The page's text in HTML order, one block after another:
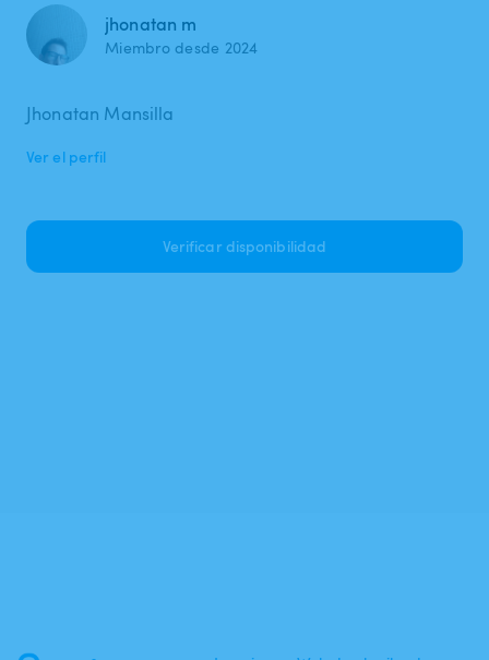
jhonatan m
Miembro desde 2024
Jhonatan Mansilla
Ver el perfil
Verificar disponibilidad